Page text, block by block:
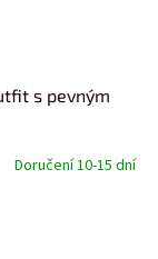
s pevným
Doručení 10-15 dní